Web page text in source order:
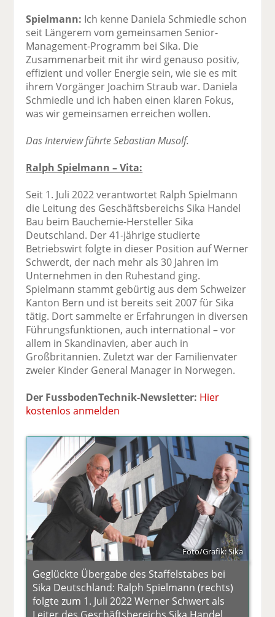
Spielmann: Ich kenne Daniela Schmiedle schon
seit Längerem vom gemeinsamen Senior-
Management-Programm bei Sika. Die
Zusammenarbeit mit ihr wird genauso positiv,
effizient und voller Energie sein, wie sie es mit
ihrem Vorgänger Joachim Straub war. Daniela
Schmiedle und ich haben einen klaren Fokus,
was wir gemeinsamen erreichen wollen.
Das Interview führte Sebastian Musolf.
Ralph Spielmann – Vita:
Seit 1. Juli 2022 verantwortet Ralph Spielmann
die Leitung des Geschäftsbereichs Sika Handel
Bau beim Bauchemie-Hersteller Sika
Deutschland. Der 41-jährige studierte
Betriebswirt folgte in dieser Position auf Werner
Schwerdt, der nach mehr als 30 Jahren im
Unternehmen in den Ruhestand ging.
Spielmann stammt gebürtig aus dem Schweizer
Kanton Bern und ist bereits seit 2007 für Sika
tätig. Dort sammelte er Erfahrungen in diversen
Führungsfunktionen, auch international – vor
allem in Skandinavien, aber auch in
Großbritannien. Zuletzt war der Familienvater
zweier Kinder General Manager in Norwegen.
Der FussbodenTechnik-Newsletter: Hier
kostenlos anmelden
Foto/Grafik: Sika
Geglückte Übergabe des Staffelstabes bei
Sika Deutschland: Ralph Spielmann (rechts)
folgte zum 1. Juli 2022 Werner Schwert als